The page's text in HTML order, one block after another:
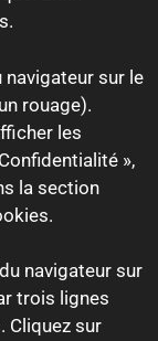
navigateur sur le
rouage).
les
»,
la section
navigateur sur
trois lignes
Cliquez sur